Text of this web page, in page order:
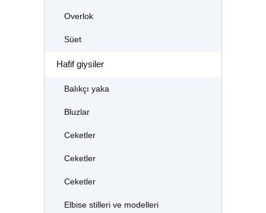
Overlok
Süet
Hafif giysiler
Balıkçı yaka
Bluzlar
Ceketler
Ceketler
Ceketler
Elbise stilleri ve modelleri